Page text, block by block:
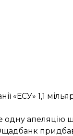
«ЕСУ» 1,1
одну апеляцію